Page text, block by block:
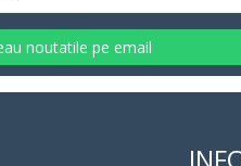
noutatile pe email